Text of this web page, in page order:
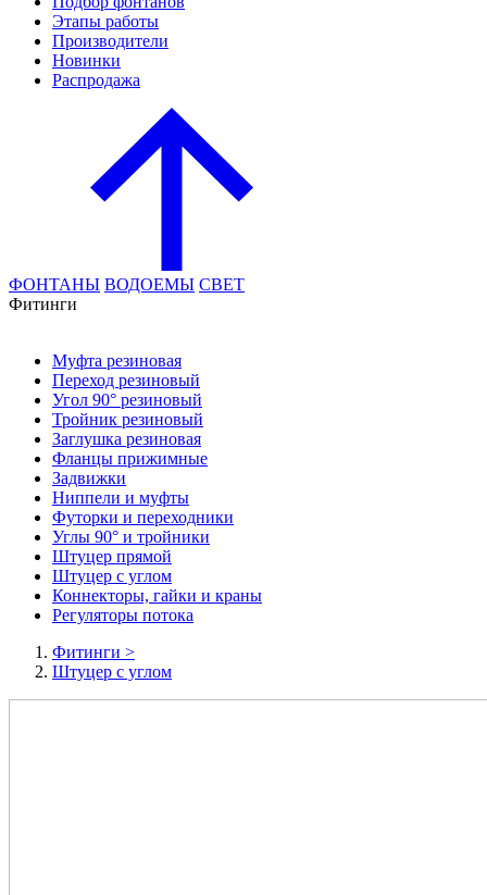
Этапы работы
Производители
Новинки
Распродажа
ФОНТАНЫ ВОДОЕМЫ СВЕТ
Фитинги
Муфта резиновая
Переход резиновый
Угол 90° резиновый
Тройник резиновый
Заглушка резиновая
Фланцы прижимные
Задвижки
Ниппели и муфты
Футорки и переходники
Углы 90° и тройники
Штуцер прямой
Штуцер с углом
Коннекторы, гайки и краны
Регуляторы потока
Фитинги >
Штуцер с углом